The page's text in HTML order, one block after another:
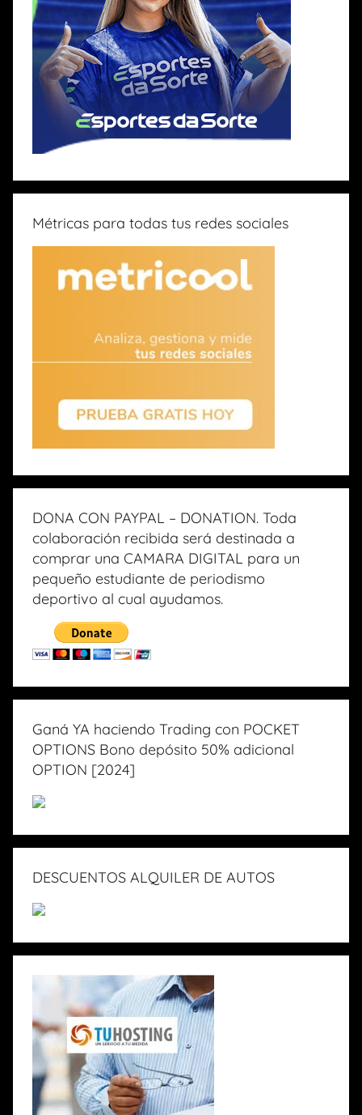
Métricas para todas tus redes sociales
DONA CON PAYPAL – DONATION. Toda
colaboración recibida será destinada a
comprar una CAMARA DIGITAL para un
pequeño estudiante de periodismo
deportivo al cual ayudamos.
Ganá YA haciendo Trading con POCKET
OPTIONS Bono depósito 50% adicional
OPTION [2024]
DESCUENTOS ALQUILER DE AUTOS